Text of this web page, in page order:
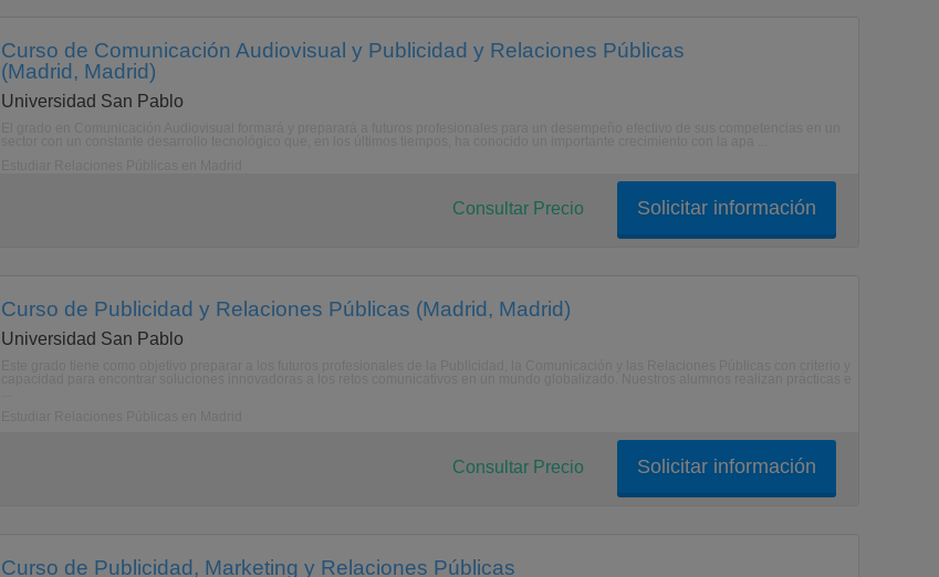
Curso de Comunicación Audiovisual y Publicidad y Relaciones Públicas
(Madrid, Madrid)
Universidad San Pablo
Solicitar información
Consultar Precio
Curso de Publicidad y Relaciones Públicas (Madrid, Madrid)
Universidad San Pablo
Solicitar información
Consultar Precio
Curso de Publicidad, Marketing y Relaciones Públicas